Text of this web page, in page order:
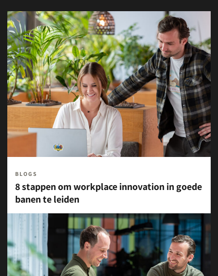
BLOGS
8 stappen om workplace innovation in goede
banen te leiden